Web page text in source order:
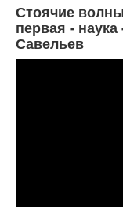
Стоячие
первая -
Савельев